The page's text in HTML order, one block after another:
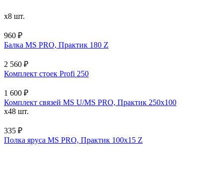
x8 шт.
960 ₽
Балка MS PRO, Практик 180 Z
2 560 ₽
Комплект стоек Profi 250
1 600 ₽
Комплект связей MS U/MS PRO, Практик 250x100
x48 шт.
335 ₽
Полка яруса MS PRO, Практик 100х15 Z